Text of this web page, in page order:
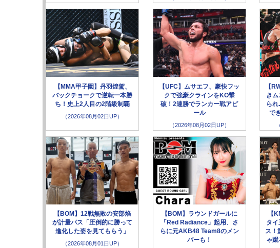
【MMA甲子園】丹羽煌駕、
バックチョークで逆転一本勝
ち！史上2人目の2階級制覇
（2026年08月02日UP）
【UFC】ムサエフ、豪快フッ
クで強豪クラインをKO撃
破！2連勝でランカー戦アピ
ール
（2026年08月02日UP）
【
き
ら
で
【BOM】12戦無敗の安部焰
が計量パス「圧倒的に勝って
進化した姿を見てもらう」
（2026年08月01日UP）
【BOM】ラウンドガールに
「Red Radiance」起用、さ
らに元AKB48 Team8のメン
バーも！
【
タ
ス！
ゃ